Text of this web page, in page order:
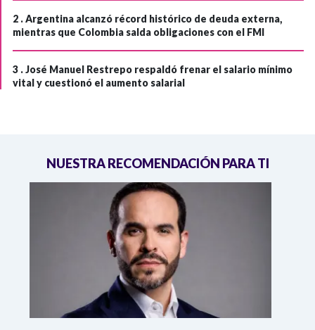
2 .Argentina alcanzó récord histórico de deuda externa,
mientras que Colombia salda obligaciones con el FMI
3 .José Manuel Restrepo respaldó frenar el salario mínimo
vital y cuestionó el aumento salarial
NUESTRA RECOMENDACIÓN PARA TI